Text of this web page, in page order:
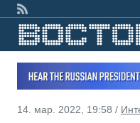
14. мар. 2022, 19:58 /